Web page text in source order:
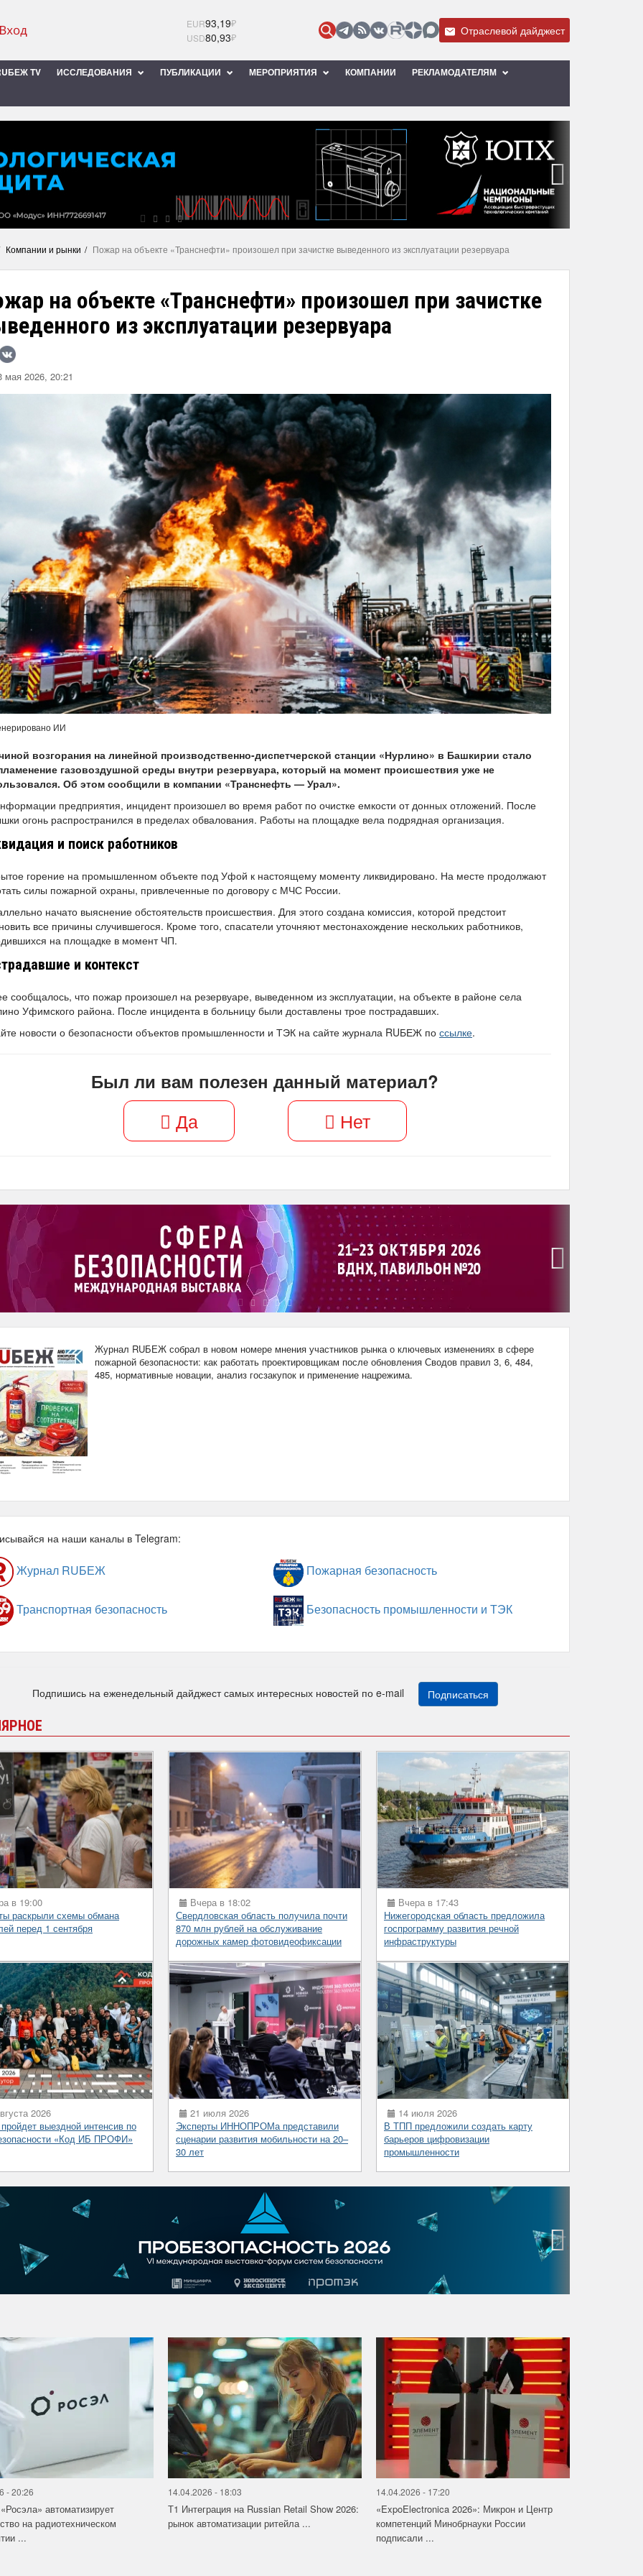
EUR93,19₽
USD80,93₽ Отраслевой дайджест
TV ИССЛЕДОВАНИЯ ПУБЛИКАЦИИ МЕРОПРИЯТИЯ КОМПАНИИ РЕКЛАМОДАТЕЛЯМ
Компании и рынки Пожар на объекте «Транснефти» произошел при зачистке выведенного из эксплуатации резервуара
на объекте «Транснефти» произошел при зачистке
из эксплуатации резервуара
мая 2026, 20:21
ИИ
возгорания на линейной производственно-диспетчерской станции «Нурлино» в Башкирии стало
газовоздушной среды внутри резервуара, который на момент происшествия уже не
Об этом сообщили в компании «Транснефть — Урал».
предприятия, инцидент произошел во время работ по очистке емкости от донных отложений. После
огонь распространился в пределах обвалования. Работы на площадке вела подрядная организация.
и поиск работников
горение на промышленном объекте под Уфой к настоящему моменту ликвидировано. На месте продолжают
силы пожарной охраны, привлеченные по договору с МЧС России.
начато выяснение обстоятельств происшествия. Для этого создана комиссия, которой предстоит
все причины случившегося. Кроме того, спасатели уточняют местонахождение нескольких работников,
на площадке в момент ЧП.
и контекст
сообщалось, что пожар произошел на резервуаре, выведенном из эксплуатации, на объекте в районе села
Уфимского района. После инцидента в больницу были доставлены трое пострадавших.
новости о безопасности объектов промышленности и ТЭК на сайте журнала RUБЕЖ по ссылке.
Был ли вам полезен данный материал?
Да Нет
Журнал RUБЕЖ собрал в новом номере мнения участников рынка о ключевых изменениях в сфере
пожарной безопасности: как работать проектировщикам после обновления Сводов правил 3, 6, 484,
485, нормативные новации, анализ госзакупок и применение нацрежима.
на наши каналы в Telegram:
Журнал RUБЕЖ Пожарная безопасность
Транспортная безопасность Безопасность промышленности и ТЭК
Подпишись на еженедельный дайджест самых интересных новостей по e-mail Подписаться
в 19:00
раскрыли схемы обмана
перед 1 сентября
Вчера в 18:02
Свердловская область получила почти
870 млн рублей на обслуживание
дорожных камер фотовидеофиксации
Вчера в 17:43
Нижегородская область предложила
госпрограмму развития речной
инфраструктуры
2026
выездной интенсив по
«Код ИБ ПРОФИ»
21 июля 2026
Эксперты ИННОПРОМа представили
сценарии развития мобильности на 20–
30 лет
14 июля 2026
В ТПП предложили создать карту
барьеров цифровизации
промышленности
- 20:26
автоматизирует
на радиотехническом
...
14.04.2026 - 18:03
Т1 Интеграция на Russian Retail Show 2026:
рынок автоматизации ритейла ...
14.04.2026 - 17:20
«ExpoElectronica 2026»: Микрон и Центр
компетенций Минобрнауки России
подписали ...